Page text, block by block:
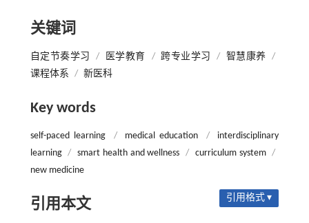
关键词
自定节奏学习 / 医学教育 / 跨专业学习 / 智慧康养
/
课程体系 / 新医科
Key words
self-paced learning / medical education /
interdisciplinary
learning / smart health and wellness / curriculum system /
new medicine
引用本文 引用格式 ▾